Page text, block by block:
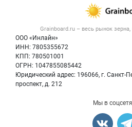
Grainboard.ru – весь рынок зерна,
ООО «Инлайн»
ИНН: 7805355672
КПП: 780501001
ОГРН: 1047855085442
Юридический адрес: 196066, г. Санкт-
проспект, д. 212
Публичная
Контактная
Политика обработки
Новости
Крупы
Мука
Мы в